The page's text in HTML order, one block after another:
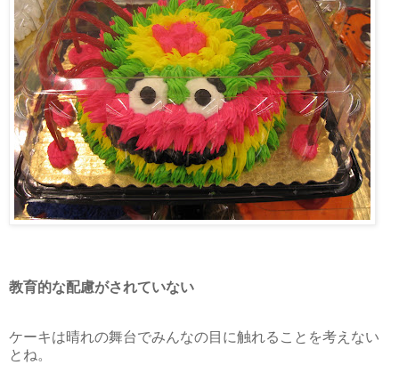
教育的な配慮がされていない
ケーキは晴れの舞台でみんなの目に触れることを考えない
とね。